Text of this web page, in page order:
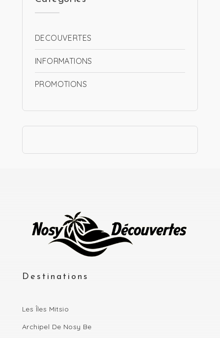
DECOUVERTES
INFORMATIONS
PROMOTIONS
Destinations
Les Îles Mitsio
Archipel De Nosy Be